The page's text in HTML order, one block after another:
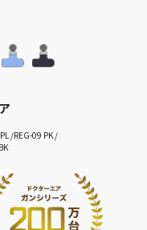
/REG-09 PK /